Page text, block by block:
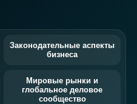
Законодательные аспекты
бизнеса
Мировые рынки и
глобальное деловое
сообщество